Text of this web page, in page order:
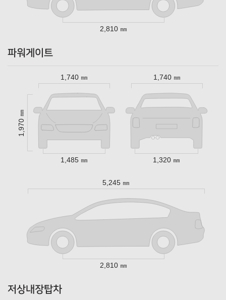
2,810 ㎜
파워게이트
1,740 ㎜ 1,740 ㎜
1,970 ㎜
1,485 ㎜ 1,320 ㎜
5,245 ㎜
2,810 ㎜
저상내장탑차